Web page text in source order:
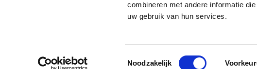
combineren met andere informatie
uw gebruik van hun services.
Toestemmingsselectie
Noodzakelijk